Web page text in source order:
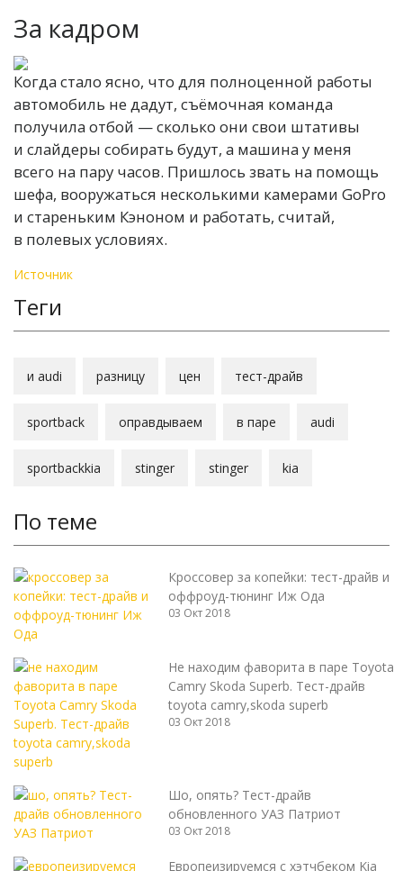
За кадром
Когда стало ясно, что для полноценной работы
автомобиль не дадут, съёмочная команда
получила отбой — сколько они свои штативы
и слайдеры собирать будут, а машина у меня
всего на пару часов. Пришлось звать на помощь
шефа, вооружаться несколькими камерами GoPro
и стареньким Кэноном и работать, считай,
в полевых условиях.
Источник
Теги
и audi разницу цен тест-драйв
sportback оправдываем в паре audi
sportbackkia stinger stinger kia
По теме
Кроссовер за копейки: тест-драйв и
оффроуд-тюнинг Иж Ода
03 Окт 2018
Не находим фаворита в паре Toyota
Camry Skoda Superb. Тест-драйв
toyota camry,skoda superb
03 Окт 2018
Шо, опять? Тест-драйв
обновленного УАЗ Патриот
03 Окт 2018
Европеизируемся с хэтчбеком Kia